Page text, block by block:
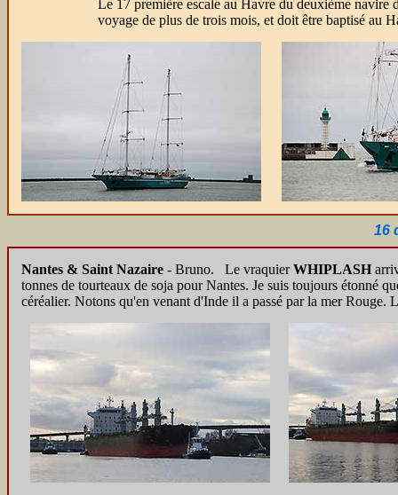
Le 17 première escale au Havre du deuxième navire
voyage de plus de trois mois, et doit être baptisé au
16
Nantes & Saint Nazaire - Bruno. Le vraquierWHIPLASH
tonnes de tourteaux de soja pour Nantes. Je suis toujours étonné
céréalier. Notons qu'en venant d'Inde il a passé par la mer Rouge.